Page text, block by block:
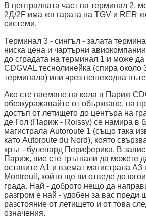
В централната част на терминал 2,
2Д/2F има жп гарата на TGV и RER
системи.
Терминал 3 - сингъл - залата
ниска цена и чартърни
до сградата на терминал 1 и може
CDGVAL теснолинейка (спира около
терминала) или чрез пешеходна
Ако сте наемане на кола в Париж
обезкуражавайте от объркване, на
достъп от летището до центъра на
де Гол (Париж - Roissy) се намира в
магистрала Autoroute 1 (също така
като Autoroute du Nord), която
кръг - булевард Периферика. В
Париж, вие сте тръгнали да можете
оставите A1 и вземат магистрала А3
Montreuil, който ще ви отведе до
града. Най - доброто нещо да
разгром е най - удобен за вас преди
разстояние от летището и от това
означения.